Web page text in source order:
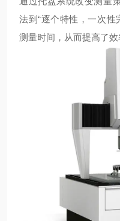
法到“逐个特性，一次
测量时间，从而提高了效